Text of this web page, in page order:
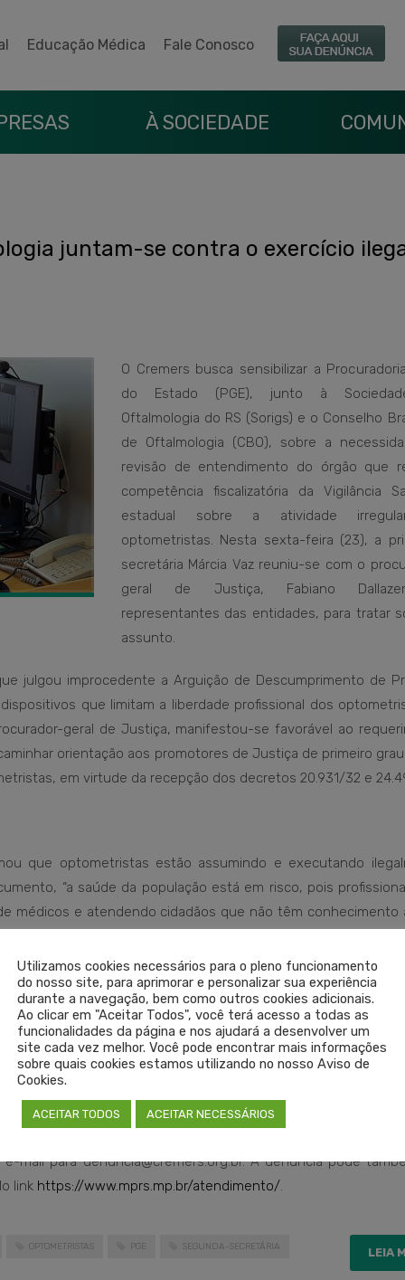
Educação Médica Fale Conosco
À SOCIEDADE
juntam-se contra o exercício
O Cremers busca sensibilizar a
do Estado (PGE), junto à
Oftalmologia do RS (Sorigs) e o Conselho
de Oftalmologia (CBO), sobre a
revisão de entendimento do órgão que
competência fiscalizatória da Vigilância
estadual sobre a atividade
optometristas. Nesta sexta-feira (23), a
secretária Márcia Vaz reuniu-se com o
geral de Justiça, Fabiano
representantes das entidades, para tratar
assunto.
julgou improcedente a Arguição de Descumprimento de
que limitam a liberdade profissional dos
geral de Justiça, manifestou-se favorável ao
orientação aos promotores de Justiça de primeiro
em virtude da recepção dos decretos 20.931/32 e
que optometristas estão assumindo e executando
“a saúde da população está em risco, pois
médicos e atendendo cidadãos que não têm conhecimento
foram redigidos após embasamento técnico
de 2020. Além disso, o Cremers aderiu a
na reunião com o procurador-geral de Justiça.
Terla Nunes de Castro, e a vice-presidente Márcia
e a procuradora do Cremers, Vanessa Bortolini.
optometristas, entre em contato com o Cremers pela
mail para denuncia@cremers.org.br. A denúncia pode
link https://www.mprs.mp.br/atendimento/.
OPTOMETRISTAS PGE SEGUNDA-SECRETÁRIA LEIA
Utilizamos cookies necessários para o pleno funcionamento
do nosso site, para aprimorar e personalizar sua experiência
durante a navegação, bem como outros cookies adicionais.
Ao clicar em "Aceitar Todos", você terá acesso a todas as
funcionalidades da página e nos ajudará a desenvolver um
site cada vez melhor. Você pode encontrar mais informações
sobre quais cookies estamos utilizando no nosso Aviso de
Cookies.
ACEITAR TODOS ACEITAR NECESSÁRIOS